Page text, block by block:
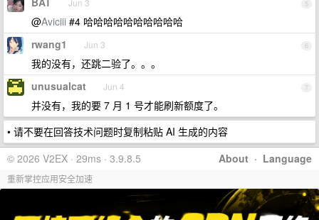
5
Jun 3
@Aviciii #4 哈哈哈哈哈哈哈哈哈哈
6
rwang1 Jun 3
我的没有，还跳二验了。。。
7
unusualcat Jun 4
并没有，我的要 7 月 1 号才能刷新额度了。
• 请不要在回答技术问题时复制粘贴 AI 生成的内容
About · Language
© 2026 V2EX · 29ms · 3.9.8.5
重新掌控应用安全加速